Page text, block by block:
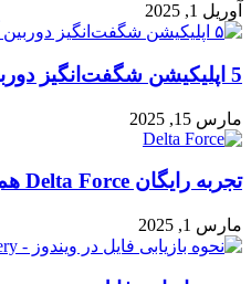
آوریل 1, 2025
5 اپلیکیشن شگفت‌انگیز دوربین آیفون که نباید از دست بدهید
مارس 15, 2025
تجربه رایگان Delta Force هم‌اکنون روی PC
مارس 1, 2025